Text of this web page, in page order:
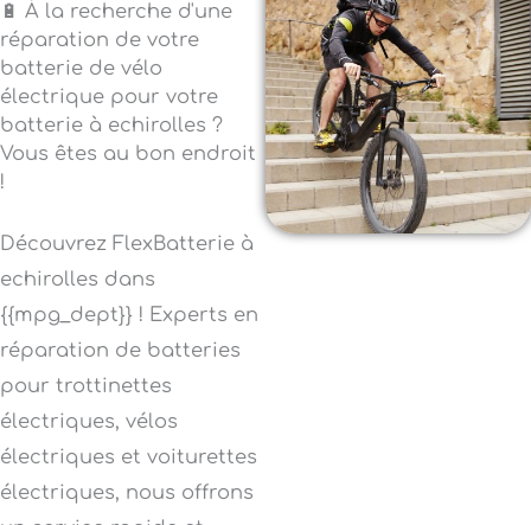
🔋 À la recherche d'une
réparation de votre
batterie de vélo
électrique pour votre
batterie à echirolles ?
Vous êtes au bon endroit
!
Découvrez FlexBatterie à
echirolles dans
{{mpg_dept}} ! Experts en
réparation de batteries
pour trottinettes
électriques, vélos
électriques et voiturettes
électriques, nous offrons